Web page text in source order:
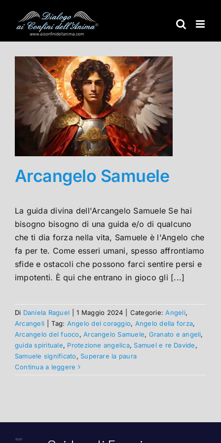
contenuto
Arcangelo Samuele
La guida divina dell'Arcangelo Samuele Se hai
bisogno bisogno di una guida e/o di qualcuno
che ti dia forza nella vita, Samuele è l'Angelo che
fa per te. Come esseri umani, spesso affrontiamo
sfide e ostacoli che possono farci sentire persi e
impotenti. È qui che entrano in gioco gli [...]
Di Daniela Raguel 1 Maggio 2024 Categorie:Angeli,
Arcangeli
Tag: Angelo del coraggio, Angelo della forza,
Arcangelo del fuoco,Arcangelo Samuele, Granato e angeli,
guida spirituale, Protezione angelica, Samuel e re Davide,
Samuele significato, Superare la paura
Continua a leggere